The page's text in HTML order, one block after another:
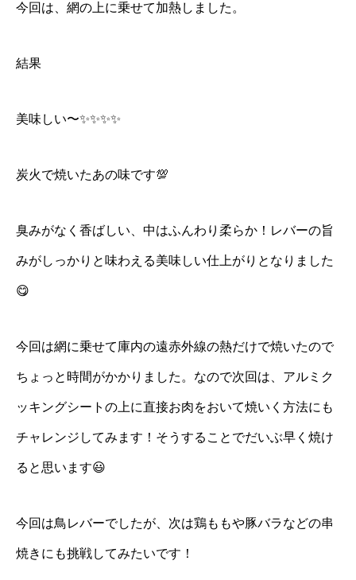
今回は、網の上に乗せて加熱しました。
結果
美味しい〜✨✨✨✨
炭火で焼いたあの味です💯
臭みがなく香ばしい、中はふんわり柔らか！レバーの旨
みがしっかりと味わえる美味しい仕上がりとなりました
😋
今回は網に乗せて庫内の遠赤外線の熱だけで焼いたので
ちょっと時間がかかりました。なので次回は、アルミク
ッキングシートの上に直接お肉をおいて焼いく方法にも
チャレンジしてみます！そうすることでだいぶ早く焼け
ると思います😃
今回は鳥レバーでしたが、次は鶏ももや豚バラなどの串
焼きにも挑戦してみたいです！